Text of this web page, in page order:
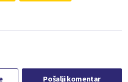
Pošalji komentar